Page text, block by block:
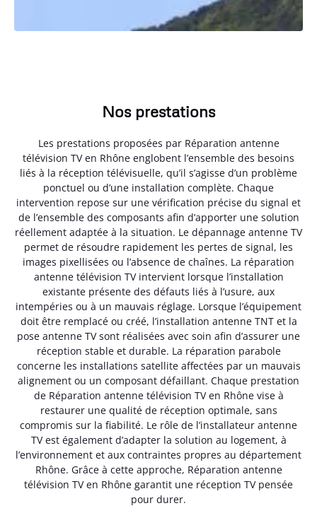
Nos prestations
Les prestations proposées par Réparation antenne
télévision TV en Rhône englobent l’ensemble des besoins
liés à la réception télévisuelle, qu’il s’agisse d’un problème
ponctuel ou d’une installation complète. Chaque
intervention repose sur une vérification précise du signal et
de l’ensemble des composants afin d’apporter une solution
réellement adaptée à la situation. Le dépannage antenne TV
permet de résoudre rapidement les pertes de signal, les
images pixellisées ou l’absence de chaînes. La réparation
antenne télévision TV intervient lorsque l’installation
existante présente des défauts liés à l’usure, aux
intempéries ou à un mauvais réglage. Lorsque l’équipement
doit être remplacé ou créé, l’installation antenne TNT et la
pose antenne TV sont réalisées avec soin afin d’assurer une
réception stable et durable. La réparation parabole
concerne les installations satellite affectées par un mauvais
alignement ou un composant défaillant. Chaque prestation
de Réparation antenne télévision TV en Rhône vise à
restaurer une qualité de réception optimale, sans
compromis sur la fiabilité. Le rôle de l’installateur antenne
TV est également d’adapter la solution au logement, à
l’environnement et aux contraintes propres au département
Rhône. Grâce à cette approche, Réparation antenne
télévision TV en Rhône garantit une réception TV pensée
pour durer.